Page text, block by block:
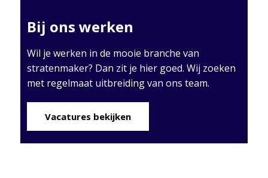
Bij ons werken
Wil je werken in de mooie branche van
stratenmaker? Dan zit je hier goed. Wij zoeken
met regelmaat uitbreiding van ons team.
Vacatures bekijken